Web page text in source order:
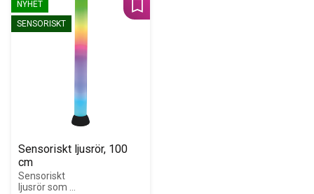
Sensoriskt ljusrör, 100
cm
Sensoriskt
ljusrör som
NYHET
SENSORISKT
Lägg till i favoriter